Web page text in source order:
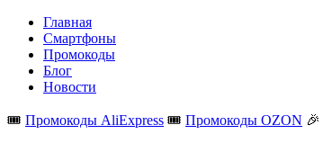
Главная
Смартфоны
Промокоды
Блог
Новости
🎟️ Промокоды AliExpress 🎟️ Промокоды OZON 🎉